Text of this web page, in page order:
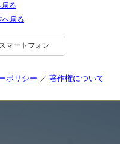
る
へ戻る
スマートフォン
ポリシー 著作権について